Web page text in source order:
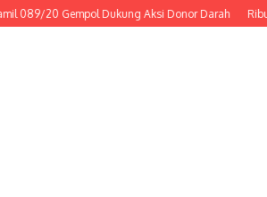
20 Gempol Dukung Aksi Donor Darah Ribuan